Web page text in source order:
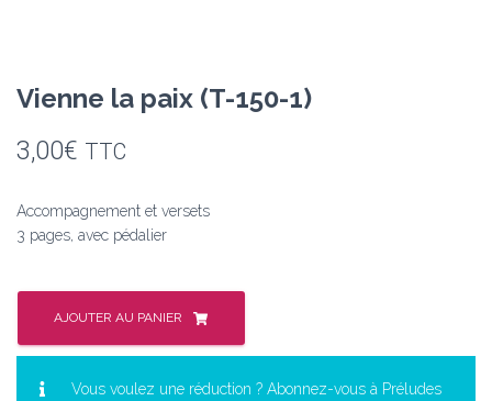
Vienne la paix (T-150-1)
3,00€ TTC
Accompagnement et versets
3 pages, avec pédalier
quantité
Vienne
paix
AJOUTER AU PANIER
Vous voulez une réduction ? Abonnez-vous à Préludes